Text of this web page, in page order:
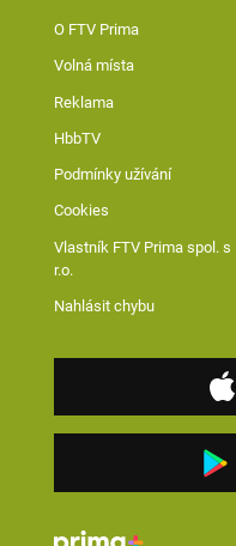
O FTV Prima
Volná místa
Reklama
HbbTV
Podmínky užívání
Cookies
Vlastník FTV Prima spol. s
r.o.
Nahlásit chybu